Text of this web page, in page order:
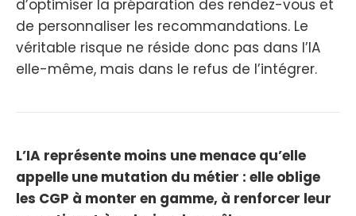
d’optimiser la préparation des rendez-vous et
de personnaliser les recommandations. Le
véritable risque ne réside donc pas dans l’IA
elle-même, mais dans le refus de l’intégrer.
L’IA représente moins une menace qu’elle
appelle une mutation du métier : elle oblige
les CGP à monter en gamme, à renforcer leur